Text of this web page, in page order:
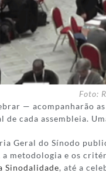
Foto:
— acompanharão
cada assembleia.
Geral do Sínodo
metodologia e os
Sinodalidade, até a